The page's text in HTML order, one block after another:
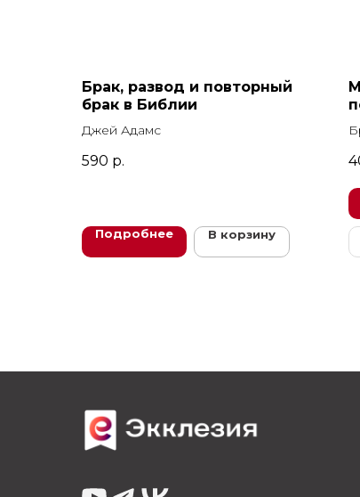
Брак, развод и повторный
брак в Библии
Джей Адамс
590 р.
Подробнее В корзину